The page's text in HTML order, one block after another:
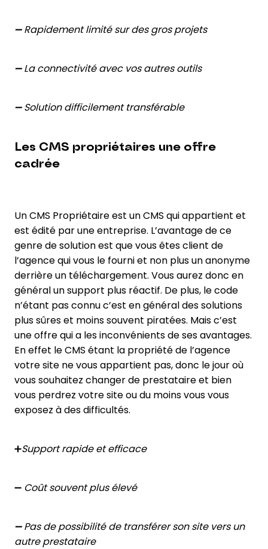
➖ Rapidement limité sur des gros projets
➖ La connectivité avec vos autres outils
➖ Solution difficilement transférable
Les CMS propriétaires une offre
cadrée
Un CMS Propriétaire est un CMS qui appartient et
est édité par une entreprise. L’avantage de ce
genre de solution est que vous êtes client de
l’agence qui vous le fourni et non plus un anonyme
derrière un téléchargement. Vous aurez donc en
général un support plus réactif. De plus, le code
n’étant pas connu c’est en général des solutions
plus sûres et moins souvent piratées. Mais c’est
une offre qui a les inconvénients de ses avantages.
En effet le CMS étant la propriété de l’agence
votre site ne vous appartient pas, donc le jour où
vous souhaitez changer de prestataire et bien
vous perdrez votre site ou du moins vous vous
exposez à des difficultés.
➕Support rapide et efficace
➖ Coût souvent plus élevé
➖ Pas de possibilité de transférer son site vers un
autre prestataire